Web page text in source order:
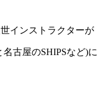
インストラクターが
古屋のSHIPSなど)に